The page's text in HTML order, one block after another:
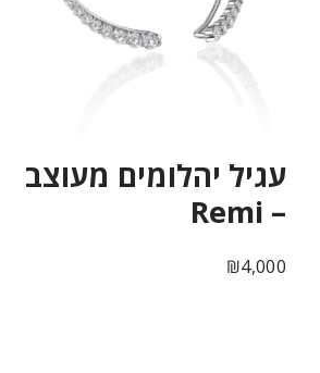
עגיל יהלומים מעוצב
– Remi
₪4,000